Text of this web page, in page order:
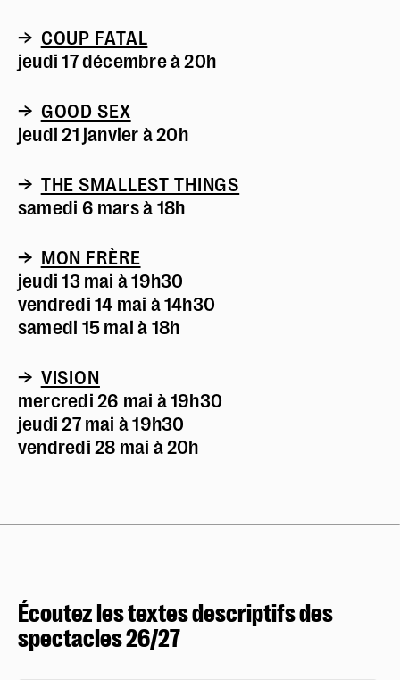
→ COUP FATAL
jeudi 17 décembre à 20h
→ GOOD SEX
jeudi 21 janvier à 20h
→ THE SMALLEST THINGS
samedi 6 mars à 18h
→ MON FRÈRE
jeudi 13 mai à 19h30
vendredi 14 mai à 14h30
samedi 15 mai à 18h
→ VISION
mercredi 26 mai à 19h30
jeudi 27 mai à 19h30
vendredi 28 mai à 20h
Écoutez les textes descriptifs des
spectacles 26/27